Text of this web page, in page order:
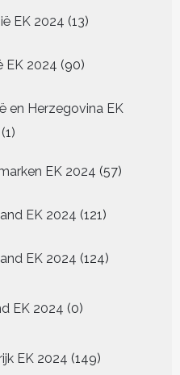
EK 2024 1313
EK 2024 9090
en Herzegovina EK
11
EK 2024 5757
EK 2024 121121
EK 2024 124124
EK 2024 0
producten
EK 2024 149149